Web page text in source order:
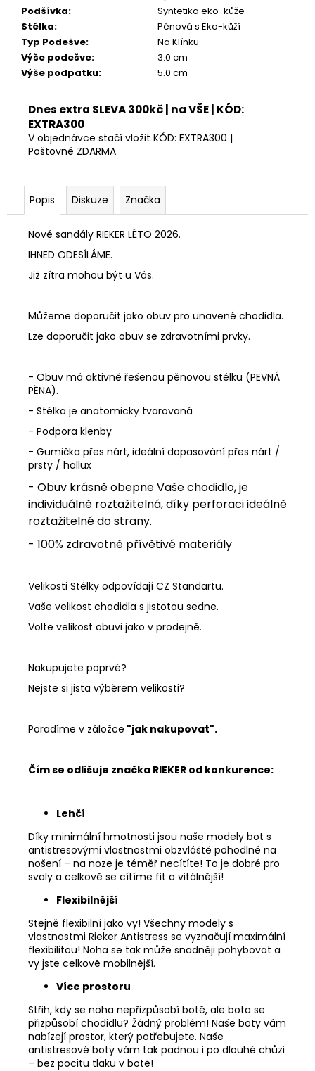
Podšívka:
Syntetika eko-kůže
Stélka:
Pěnová s Eko-kůží
Typ Podešve:
Na Klínku
Výše podešve:
3.0 cm
Výše podpatku: 5.0 cm
Dnes extra SLEVA 300kč | na VŠE | KÓD:
EXTRA300
V objednávce stačí vložit KÓD: EXTRA300 |
Poštovné ZDARMA
Popis Diskuze Značka
Nové sandály RIEKER LÉTO 2026.
IHNED ODESÍLÁME.
Již zítra mohou být u Vás.
Můžeme doporučit jako obuv pro unavené chodidla.
Lze doporučit jako obuv se zdravotními prvky.
- Obuv má aktivně řešenou pěnovou stélku (PEVNÁ
PĚNA).
- Stélka je anatomicky tvarovaná
- Podpora klenby
- Gumička přes nárt, ideální dopasování přes nárt /
prsty / hallux
- Obuv krásně obepne Vaše chodidlo, je
individuálně roztažitelná, díky perforaci ideálně
roztažitelné do strany.
- 100% zdravotně přívětivé materiály
Velikosti Stélky odpovídají CZ Standartu.
Vaše velikost chodidla s jistotou sedne.
Volte velikost obuvi jako v prodejně.
Nakupujete poprvé?
Nejste si jista výběrem velikosti?
Poradíme v záložce "jak nakupovat".
Čím se odlišuje značka RIEKER od konkurence:
Lehčí
Díky minimální hmotnosti jsou naše modely bot s
antistresovými vlastnostmi obzvláště pohodlné na
nošení – na noze je téměř necítíte! To je dobré pro
svaly a celkově se cítíme fit a vitálnější!
Flexibilnější
Stejně flexibilní jako vy! Všechny modely s
vlastnostmi Rieker Antistress se vyznačují maximální
flexibilitou! Noha se tak může snadněji pohybovat a
vy jste celkově mobilnější.
Více prostoru
Střih, kdy se noha nepřizpůsobí botě, ale bota se
přizpůsobí chodidlu? Žádný problém! Naše boty vám
nabízejí prostor, který potřebujete. Naše
antistresové boty vám tak padnou i po dlouhé chůzi
– bez pocitu tlaku v botě!